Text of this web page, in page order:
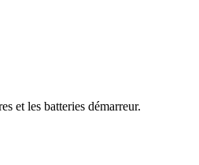
et les batteries démarreur.